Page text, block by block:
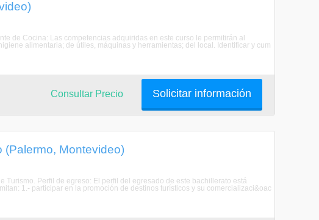
de Cocina: Las competencias adquiridas en este curso le permitirán al
alimentaria; de útiles, máquinas y herramientas; del local. Identificar y cum
Solicitar información
Consultar Precio
(Palermo, Montevideo)
Turismo. Perfil de egreso: El perfil del egresado de este bachillerato está
1.- participar en la promoción de destinos turísticos y su comercializaci&oac